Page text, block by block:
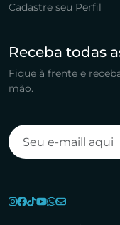
Cadastre seu Perfil
Receba todas
Fique à frente e
mão.